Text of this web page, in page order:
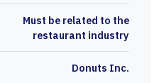
Must be related to the
restaurant industry
Donuts Inc.